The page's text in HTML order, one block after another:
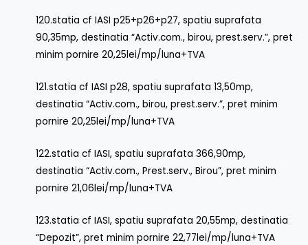
120.statia cf IASI p25+p26+p27, spatiu suprafata
90,35mp, destinatia “Activ.com., birou, prest.serv.”, pret
minim pornire 20,25lei/mp/luna+TVA
121.statia cf IASI p28, spatiu suprafata 13,50mp,
destinatia “Activ.com., birou, prest.serv.”, pret minim
pornire 20,25lei/mp/luna+TVA
122.statia cf IASI, spatiu suprafata 366,90mp,
destinatia “Activ.com., Prest.serv., Birou”, pret minim
pornire 21,06lei/mp/luna+TVA
123.statia cf IASI, spatiu suprafata 20,55mp, destinatia
“Depozit”, pret minim pornire 22,77lei/mp/luna+TVA